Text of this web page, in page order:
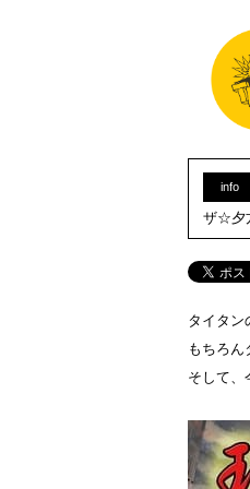
info
ザ☆夕
タイタン
もちろん
そして、